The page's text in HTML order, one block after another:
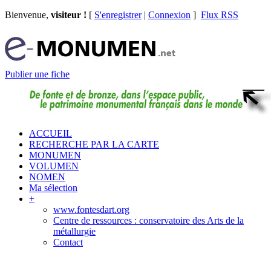
Bienvenue, visiteur ! [ S'enregistrer| Connexion ] Flux RSS
Publier une fiche
ACCUEIL
RECHERCHE PAR LA CARTE
MONUMEN
VOLUMEN
NOMEN
Ma sélection
+
www.fontesdart.org
Centre de ressources : conservatoire des Arts de la
métallurgie
Contact